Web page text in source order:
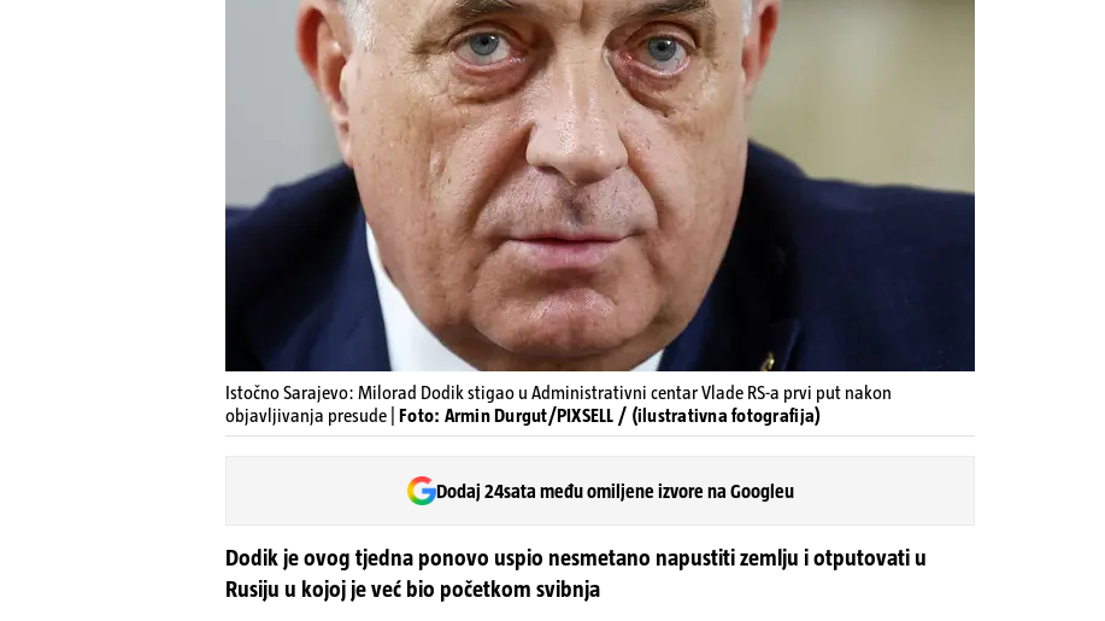
Istočno Sarajevo: Milorad Dodik stigao u Administrativni centar Vlade RS-a prvi put nakon
objavljivanja presude | Foto: Armin Durgut/PIXSELL / (ilustrativna fotografija)
Dodaj 24sata među omiljene izvore na Googleu
Dodik je ovog tjedna ponovo uspio nesmetano napustiti zemlju i otputovati u
Rusiju u kojoj je već bio početkom svibnja